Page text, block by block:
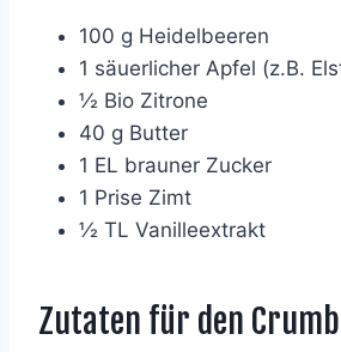
100 g Heidelbeeren
1 säuerlicher Apfel (z.B.
½ Bio Zitrone
40 g Butter
1 EL brauner Zucker
1 Prise Zimt
½ TL Vanilleextrakt
Zutaten für den